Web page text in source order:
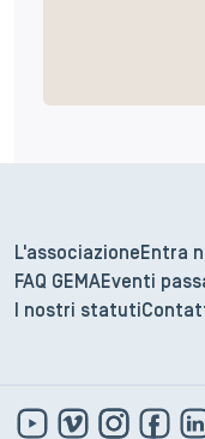
L'associazione Entra
FAQ GEMAEventi
I nostri statuti